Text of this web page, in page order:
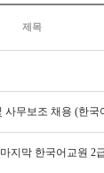
제목
무보조 채용 (한국
지막 한국어교원 2